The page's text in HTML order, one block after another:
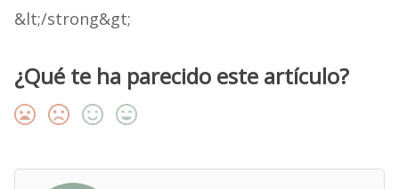
&lt;/strong&gt;
¿Qué te ha parecido este artículo?